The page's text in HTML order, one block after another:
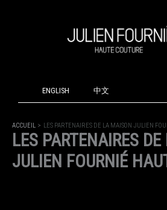
ENGLISH 中文
ACCUEIL LES PARTENAIRES DE LA MAISON JULIEN
LES PARTENAIRES
JULIEN FOURNIÉ